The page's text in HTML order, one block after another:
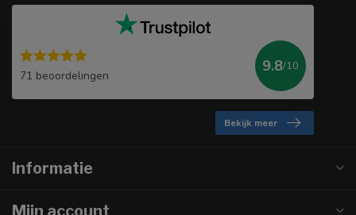
71 beoordelingen
9.8/10
Bekijk meer
Informatie
Mijn account